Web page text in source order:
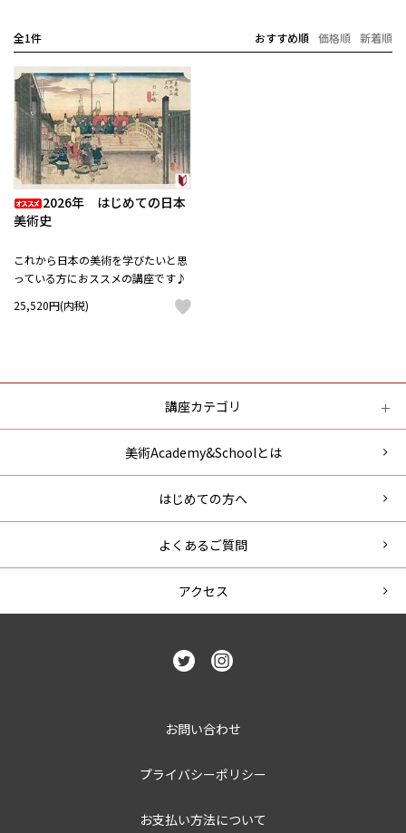
全1件 おすすめ順 価格順 新着順
2026年 はじめての日本
美術史
これから日本の美術を学びたいと思
っている方におススメの講座です♪
25,520円(内税)
講座カテゴリ
美術Academy&Schoolとは
はじめての方へ
よくあるご質問
アクセス
お問い合わせ
プライバシーポリシー
お支払い方法について